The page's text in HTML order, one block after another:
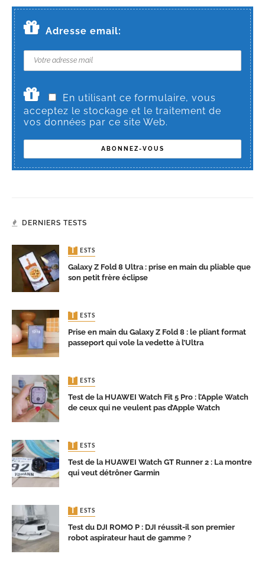
Adresse email:
En utilisant ce formulaire, vous
acceptez le stockage et le traitement de
vos données par ce site Web.
DERNIERS TESTS
TESTS
Galaxy Z Fold 8 Ultra : prise en main du pliable que
son petit frère éclipse
TESTS
Prise en main du Galaxy Z Fold 8 : le pliant format
passeport qui vole la vedette à l’Ultra
TESTS
Test de la HUAWEI Watch Fit 5 Pro : l’Apple Watch
de ceux qui ne veulent pas d’Apple Watch
TESTS
Test de la HUAWEI Watch GT Runner 2 : La montre
qui veut détrôner Garmin
TESTS
Test du DJI ROMO P : DJI réussit-il son premier
robot aspirateur haut de gamme ?